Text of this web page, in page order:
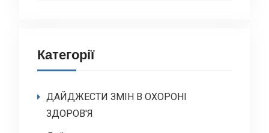
Категорії
ДАЙДЖЕСТИ ЗМІН В ОХОРОНІ
ЗДОРОВ'Я